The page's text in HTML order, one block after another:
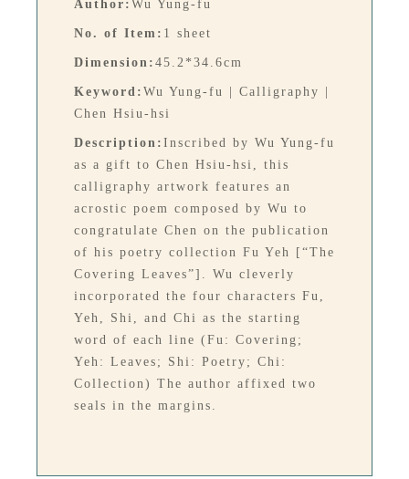
Author: Wu Yung-fu
No. of Item: 1 sheet
Dimension: 45.2*34.6cm
Keyword: Wu Yung-fu | Calligraphy |
Chen Hsiu-hsi
Description: Inscribed by Wu Yung-fu
as a gift to Chen Hsiu-hsi, this
calligraphy artwork features an
acrostic poem composed by Wu to
congratulate Chen on the publication
of his poetry collection Fu Yeh [“The
Covering Leaves”]. Wu cleverly
incorporated the four characters Fu,
Yeh, Shi, and Chi as the starting
word of each line (Fu: Covering;
Yeh: Leaves; Shi: Poetry; Chi:
Collection) The author affixed two
seals in the margins.